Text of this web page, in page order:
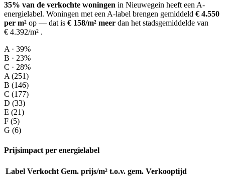
35% van de verkochte woningen in Nieuwegein heeft een A-
energielabel. Woningen met een A-label brengen gemiddeld € 4.550
per m² op — dat is € 158/m² meer dan het stadsgemiddelde van
€ 4.392/m² .
A · 39%
B · 23%
C · 28%
A (251)
B (146)
C (177)
D (33)
E (21)
F (5)
G (6)
Prijsimpact per energielabel
Label Verkocht Gem. prijs/m² t.o.v. gem. Verkooptijd